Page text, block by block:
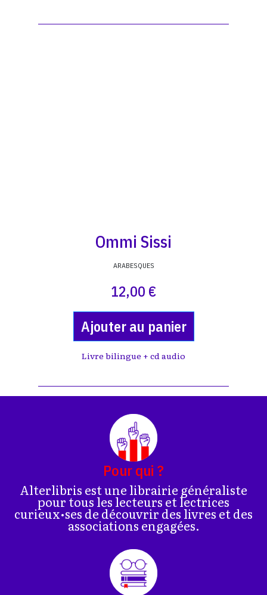
Ommi Sissi
ARABESQUES
12,00 €
Ajouter au panier
Livre bilingue + cd audio
Pour qui ?
Alterlibris est une librairie généraliste
pour tous les lecteurs et lectrices
curieux•ses de découvrir des livres et des
associations engagées.